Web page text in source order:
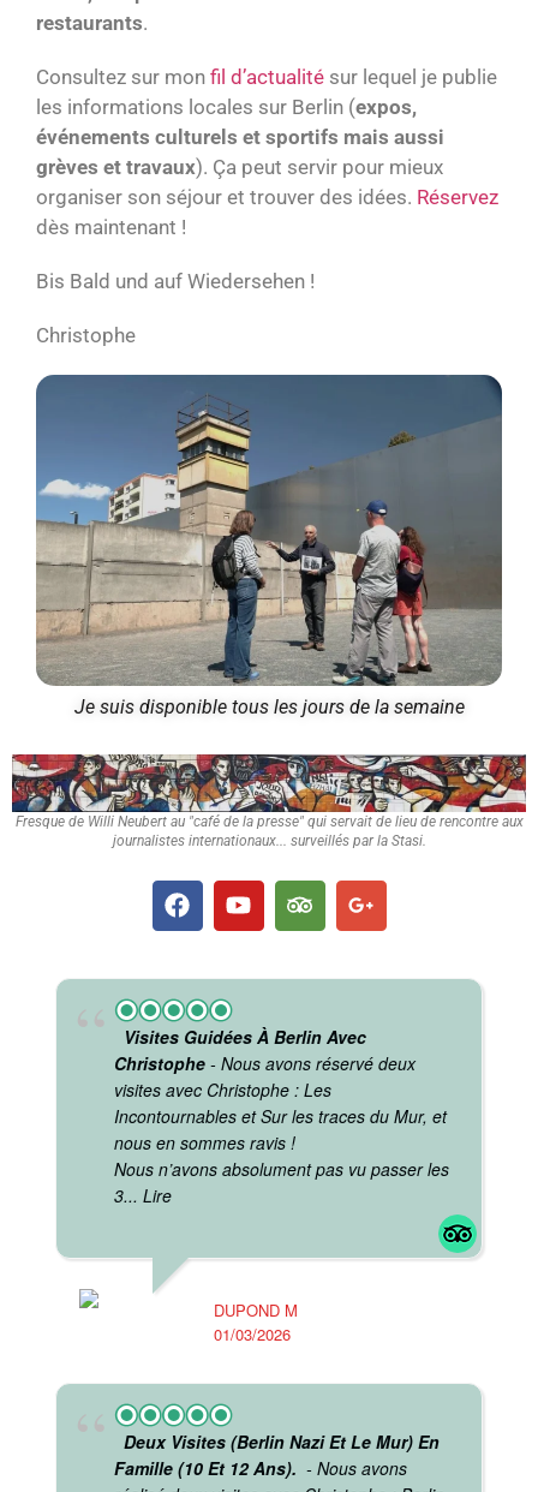
restaurants.
Consultez sur mon fil d’actualité sur lequel je publie
les informations locales sur Berlin (expos,
événements culturels et sportifs mais aussi
grèves et travaux). Ça peut servir pour mieux
organiser son séjour et trouver des idées. Réservez
dès maintenant !
Bis Bald und auf Wiedersehen !
Christophe
Je suis disponible tous les jours de la semaine
Fresque de Willi Neubert au "café de la presse" qui servait de lieu de rencontre aux
journalistes internationaux... surveillés par la Stasi.
Visites Guidées À Berlin Avec
Christophe - Nous avons réservé deux
visites avec Christophe : Les
Incontournables et Sur les traces du Mur, et
nous en sommes ravis !
Nous n’avons absolument pas vu passer les
3... Lire
DUPOND M
01/03/2026
Deux Visites (Berlin Nazi Et Le Mur) En
Famille (10 Et 12 Ans). - Nous avons